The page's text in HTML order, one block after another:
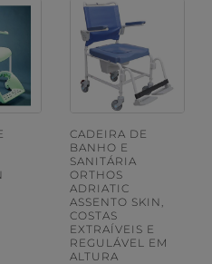
CADEIRA DE
BANHO E
SANITÁRIA
ORTHOS
ADRIATIC
ASSENTO SKIN,
COSTAS
EXTRAÍVEIS E
REGULÁVEL EM
ALTURA